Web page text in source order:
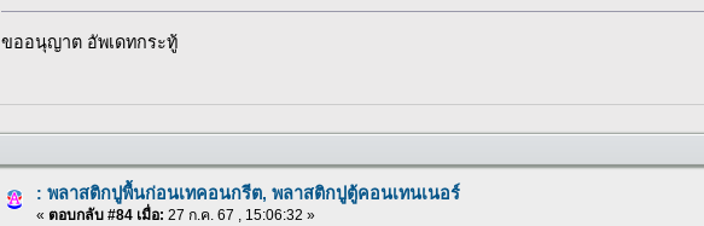
ขออนุญาต อัพเดทกระทู้
: พลาสติกปูพื้นก่อนเทคอนกรีต, พลาสติกปูตู้คอนเทนเนอร์
« ตอบกลับ #84 เมื่อ: 27 ก.ค. 67 , 15:06:32 »